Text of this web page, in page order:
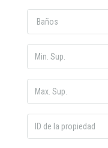
Baños